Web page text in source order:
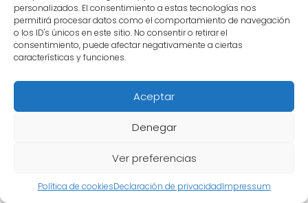
personalizados. El consentimiento a estas tecnologías nos
permitirá procesar datos como el comportamiento de navegación
o los ID's únicos en este sitio. No consentir o retirar el
consentimiento, puede afectar negativamente a ciertas
características y funciones.
Aceptar
Denegar
Ver preferencias
Política de cookiesDeclaración de privacidadImpressum
Hay alguna evidencia o
teoría sólida que respalde
la existencia de la casa de
Goku en el mundo real
No existe evidencia concreta que respalde la
existencia de la casa de Goku en el mundo
creado por el manga y anime deDragon